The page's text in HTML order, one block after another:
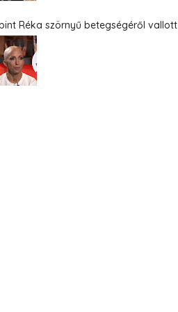
Réka szörnyű betegségéről vallott